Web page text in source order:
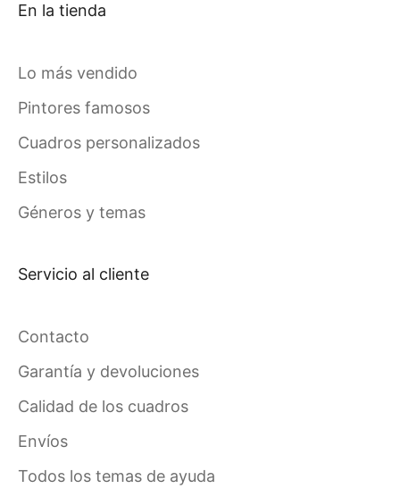
En la tienda
Lo más vendido
Pintores famosos
Cuadros personalizados
Estilos
Géneros y temas
Servicio al cliente
Contacto
Garantía y devoluciones
Calidad de los cuadros
Envíos
Todos los temas de ayuda